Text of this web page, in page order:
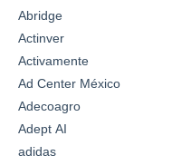
Abridge
Actinver
Activamente
Ad Center México
Adecoagro
Adept AI
adidas